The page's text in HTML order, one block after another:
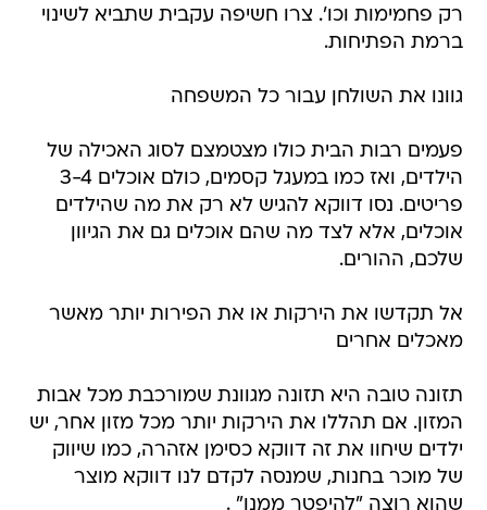
רק פחמימות וכו'. צרו חשיפה עקבית שתביא לשינוי
ברמת הפתיחות.
גוונו את השולחן עבור כל המשפחה
פעמים רבות הבית כולו מצטמצם לסוג האכילה של
הילדים, ואז כמו במעגל קסמים, כולם אוכלים 3-4
פריטים. נסו דווקא להגיש לא רק את מה שהילדים
אוכלים, אלא לצד מה שהם אוכלים גם את הגיוון
שלכם, ההורים.
אל תקדשו את הירקות או את הפירות יותר מאשר
מאכלים אחרים
תזונה טובה היא תזונה מגוונת שמורכבת מכל אבות
המזון. אם תהללו את הירקות יותר מכל מזון אחר, יש
ילדים שיחוו את זה דווקא כסימן אזהרה, כמו שיווק
של מוכר בחנות, שמנסה לקדם לנו דווקא מוצר
שהוא רוצה "להיפטר ממנו" .